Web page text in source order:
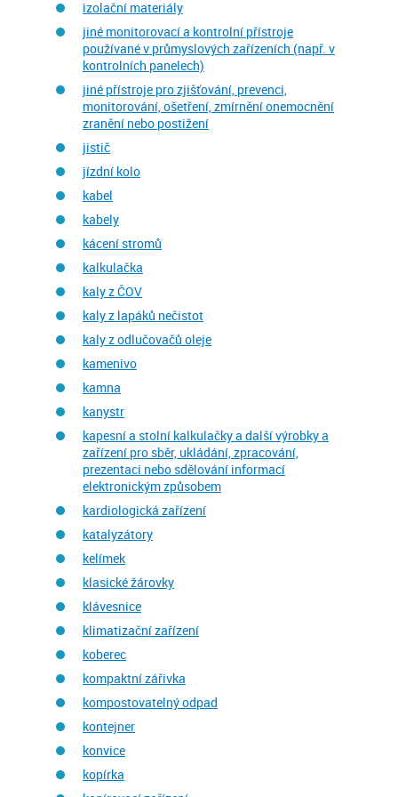
izolační materiály
jiné monitorovací a kontrolní přístroje
používané v průmyslových zařízeních (např. v
kontrolních panelech)
jiné přístroje pro zjišťování, prevenci,
monitorování, ošetření, zmírnění onemocnění
zranění nebo postižení
jistič
jízdní kolo
kabel
kabely
kácení stromů
kalkulačka
kaly z ČOV
kaly z lapáků nečistot
kaly z odlučovačů oleje
kamenivo
kamna
kanystr
kapesní a stolní kalkulačky a další výrobky a
zařízení pro sběr, ukládání, zpracování,
prezentaci nebo sdělování informací
elektronickým způsobem
kardiologická zařízení
katalyzátory
kelímek
klasické žárovky
klávesnice
klimatizační zařízení
koberec
kompaktní zářivka
kompostovatelný odpad
kontejner
konvice
kopírka